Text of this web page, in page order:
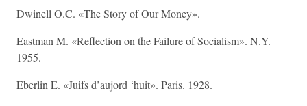
Dwinell O.C. «The Story of Our Money».
Eastman M. «Reflection on the Failure of Socialism». N.Y.
1955.
Eberlin E. «Juifs d’aujord ‘huit». Paris. 1928.